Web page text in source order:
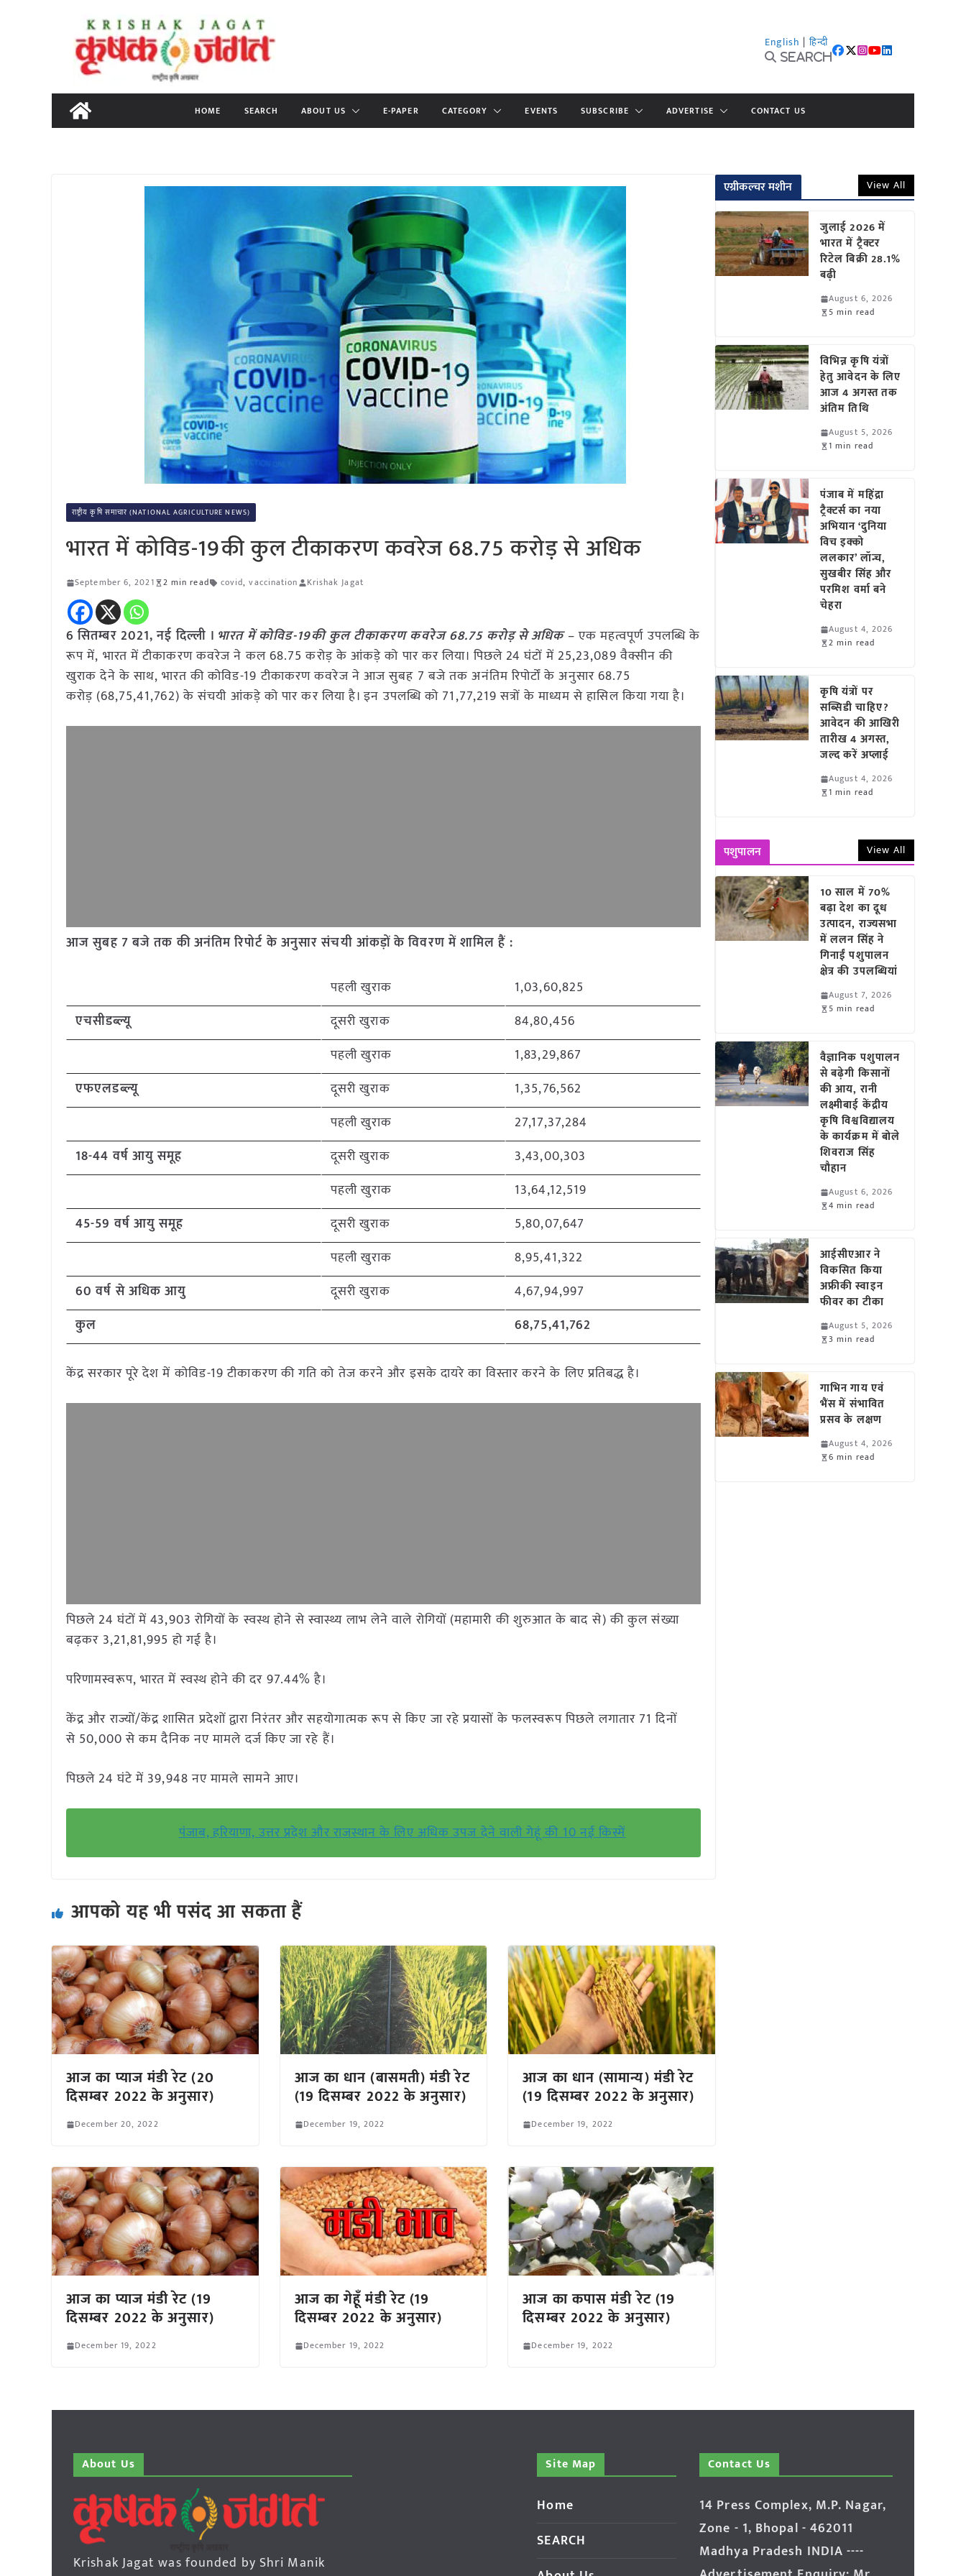
content
English | हिन्दी
Search
HOME SEARCH ABOUT US E-PAPER CATEGORY EVENTS SUBSCRIBE ADVERTISE CONTACT US
राष्ट्रीय कृषि समाचार (NATIONAL AGRICULTURE NEWS)
भारत में कोविड-19की कुल टीकाकरण कवरेज 68.75 करोड़ से अधिक
September 6, 2021 2 min read covid,vaccination Krishak Jagat
6 सितम्बर 2021, नई दिल्ली । भारत में कोविड-19की कुल टीकाकरण कवरेज 68.75 करोड़ से अधिक– एक महत्वपूर्ण उपलब्धि के
रूप में, भारत में टीकाकरण कवरेज ने कल 68.75 करोड़ के आंकड़े को पार कर लिया। पिछले 24 घंटों में 25,23,089 वैक्सीन की
खुराक देने के साथ, भारत की कोविड-19 टीकाकरण कवरेज ने आज सुबह 7 बजे तक अनंतिम रिपोर्टों के अनुसार 68.75
करोड़ (68,75,41,762) के संचयी आंकड़े को पार कर लिया है। इन उपलब्धि को 71,77,219 सत्रों के माध्यम से हासिल किया गया है।
आज सुबह 7 बजे तक की अनंतिम रिपोर्ट के अनुसार संचयी आंकड़ों के विवरण में शामिल हैं :
पहली खुराक
1,03,60,825
एचसीडब्ल्यू
दूसरी खुराक
84,80,456
पहली खुराक
1,83,29,867
एफएलडब्ल्यू
दूसरी खुराक
1,35,76,562
पहली खुराक
27,17,37,284
18-44 वर्ष आयु समूह
दूसरी खुराक
3,43,00,303
पहली खुराक
13,64,12,519
45-59 वर्ष आयु समूह
दूसरी खुराक
5,80,07,647
पहली खुराक
8,95,41,322
60 वर्ष से अधिक आयु
दूसरी खुराक
4,67,94,997
कुल
68,75,41,762
केंद्र सरकार पूरे देश में कोविड-19 टीकाकरण की गति को तेज करने और इसके दायरे का विस्तार करने के लिए प्रतिबद्ध है।
पिछले 24 घंटों में 43,903 रोगियों के स्वस्थ होने से स्वास्थ्य लाभ लेने वाले रोगियों (महामारी की शुरुआत के बाद से) की कुल संख्या
बढ़कर 3,21,81,995 हो गई है।
परिणामस्वरूप, भारत में स्वस्थ होने की दर 97.44% है।
केंद्र और राज्यों/केंद्र शासित प्रदेशों द्वारा निरंतर और सहयोगात्मक रूप से किए जा रहे प्रयासों के फलस्वरूप पिछले लगातार 71 दिनों
से 50,000 से कम दैनिक नए मामले दर्ज किए जा रहे हैं।
पिछले 24 घंटे में 39,948 नए मामले सामने आए।
पंजाब, हरियाणा, उत्तर प्रदेश और राजस्थान के लिए अधिक उपज देने वाली गेहूं की 10 नई किस्में
आपको यह भी पसंद आ सकता हैं
आज का प्याज मंडी रेट (20
दिसम्बर 2022 के अनुसार)
December 20, 2022
आज का धान (बासमती) मंडी रेट
(19 दिसम्बर 2022 के अनुसार)
December 19, 2022
आज का धान (सामान्य) मंडी रेट
(19 दिसम्बर 2022 के अनुसार)
December 19, 2022
आज का प्याज मंडी रेट (19
दिसम्बर 2022 के अनुसार)
December 19, 2022
आज का गेहूँ मंडी रेट (19
दिसम्बर 2022 के अनुसार)
December 19, 2022
आज का कपास मंडी रेट (19
दिसम्बर 2022 के अनुसार)
December 19, 2022
एग्रीकल्चर मशीन View All
जुलाई 2026 में
भारत में ट्रैक्टर
रिटेल बिक्री 28.1%
बढ़ी
August 6, 2026
5 min read
विभिन्न कृषि यंत्रों
हेतु आवेदन के लिए
आज 4 अगस्त तक
अंतिम तिथि
August 5, 2026
1 min read
पंजाब में महिंद्रा
ट्रैक्टर्स का नया
अभियान ‘दुनिया
विच इक्को
ललकार’ लॉन्च,
सुखबीर सिंह और
परमिश वर्मा बने
चेहरा
August 4, 2026
2 min read
कृषि यंत्रों पर
सब्सिडी चाहिए?
आवेदन की आखिरी
तारीख 4 अगस्त,
जल्द करें अप्लाई
August 4, 2026
1 min read
पशुपालन View All
10 साल में 70%
बढ़ा देश का दूध
उत्पादन, राज्यसभा
में ललन सिंह ने
गिनाईं पशुपालन
क्षेत्र की उपलब्धियां
August 7, 2026
5 min read
वैज्ञानिक पशुपालन
से बढ़ेगी किसानों
की आय, रानी
लक्ष्मीबाई केंद्रीय
कृषि विश्वविद्यालय
के कार्यक्रम में बोले
शिवराज सिंह
चौहान
August 6, 2026
4 min read
आईसीएआर ने
विकसित किया
अफ्रीकी स्वाइन
फीवर का टीका
August 5, 2026
3 min read
गाभिन गाय एवं
भैंस में संभावित
प्रसव के लक्षण
August 4, 2026
6 min read
About Us
Krishak Jagat was founded by Shri Manik
Site Map
Home
SEARCH
Contact Us
14 Press Complex, M.P. Nagar,
Zone - 1, Bhopal - 462011
Madhya Pradesh INDIA ----